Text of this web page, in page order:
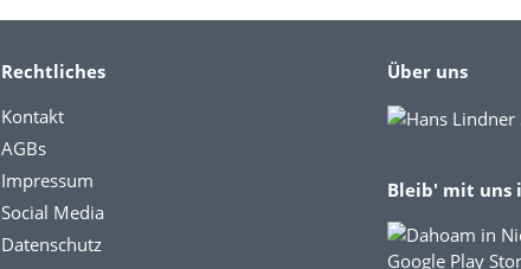
Rechtliches
Kontakt
AGBs
Impressum
Social Media
Datenschutz
Über uns
Bleib' mit uns